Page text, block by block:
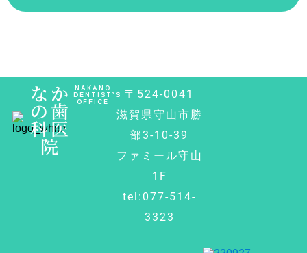
なか
の歯
科医
院
NAKANO
DENTIST’S
OFFICE
〒524-0041
滋賀県守山市勝
部3-10-39
ファミール守山
1F
tel:077-514-
3323